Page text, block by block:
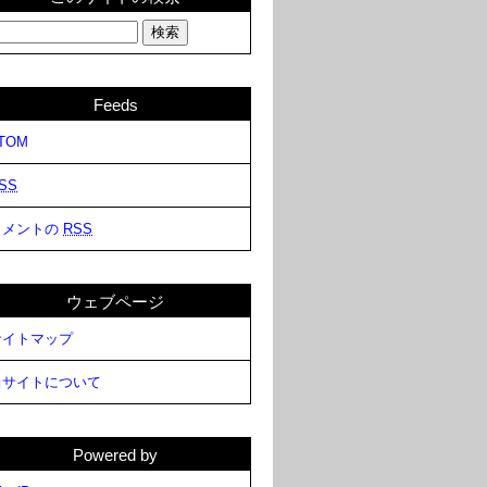
Feeds
ントの RSS
ウェブページ
トマップ
イトについて
Powered by